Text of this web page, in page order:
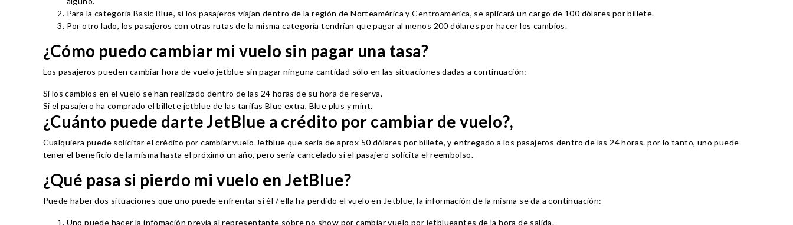
Para la categoría Basic Blue, si los pasajeros viajan dentro de la región de Norteamérica y Centroamérica, se aplicará un cargo de 100 dólares por billete.
Por otro lado, los pasajeros con otras rutas de la misma categoría tendrían que pagar al menos 200 dólares por hacer los cambios.
¿Cómo puedo cambiar mi vuelo sin pagar una tasa?
Los pasajeros pueden cambiar hora de vuelo jetblue sin pagar ninguna cantidad sólo en las situaciones dadas a continuación:
Si los cambios en el vuelo se han realizado dentro de las 24 horas de su hora de reserva.
Si el pasajero ha comprado el billete jetblue de las tarifas Blue extra, Blue plus y mint.
¿Cuánto puede darte JetBlue a crédito por cambiar de vuelo?,
Cualquiera puede solicitar el crédito por cambiar vuelo Jetblue que sería de aprox 50 dólares por billete, y entregado a los pasajeros dentro de las 24 horas. por lo tanto, uno puede
tener el beneficio de la misma hasta el próximo un año, pero sería cancelado si el pasajero solicita el reembolso.
¿Qué pasa si pierdo mi vuelo en JetBlue?
Puede haber dos situaciones que uno puede enfrentar si él / ella ha perdido el vuelo en Jetblue, la información de la misma se da a continuación:
Uno puede hacer la infomación previa al representante sobre no show por cambiar vuelo por jetblueantes de la hora de salida.